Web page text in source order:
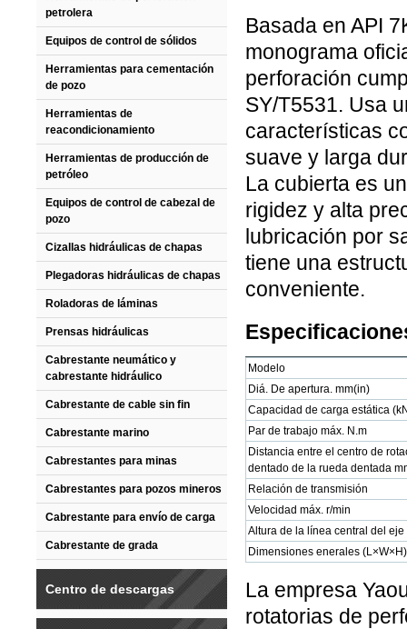
petrolera
Equipos de control de sólidos
Herramientas para cementación
de pozo
Herramientas de
reacondicionamiento
Herramientas de producción de
petróleo
Equipos de control de cabezal de
pozo
Cizallas hidráulicas de chapas
Plegadoras hidráulicas de chapas
Roladoras de láminas
Prensas hidráulicas
Cabrestante neumático y
cabrestante hidráulico
Cabrestante de cable sin fin
Cabrestante marino
Cabrestantes para minas
Cabrestantes para pozos mineros
Cabrestante para envío de carga
Cabrestante de grada
Centro de descargas
Basada en API
monograma
perforación
SY/T5531. Usa
características
suave y larga
La cubierta es
rigidez y alta
lubricación por
tiene una
conveniente.
Modelo
Diá. De apertura. mm(in)
Capacidad de carga estática
Par de trabajo máx. N.m
Distancia entre el centro de
dentado de la rueda dentada
Relación de transmisión
Velocidad máx. r/min
Altura de la línea central del
Dimensiones enerales
La empresa
rotatorias de